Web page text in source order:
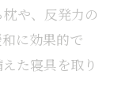
や、反発力の
に効果的で
た寝具を取り